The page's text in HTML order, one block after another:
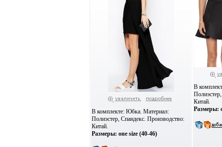
В комплекте: Юбка. Материал:
Полиэстер, Спандекс. Производство:
Китай.
Размеры: one size (40-46)
В
Китай.
Размеры: